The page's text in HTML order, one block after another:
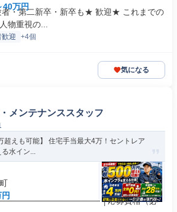
40万円
・第二新卒・新卒も★ 歓迎★ これまでの
物重視の...
歓迎 +4個
気になる
メンテナンススタッフ
超えも可能】 住宅手当最大4万！セントレア
水イン...
│応募資格（必